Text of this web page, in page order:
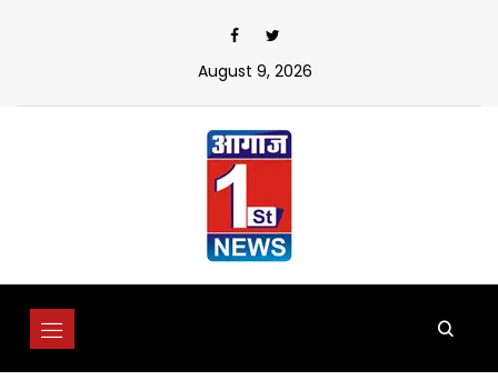
August 9, 2026